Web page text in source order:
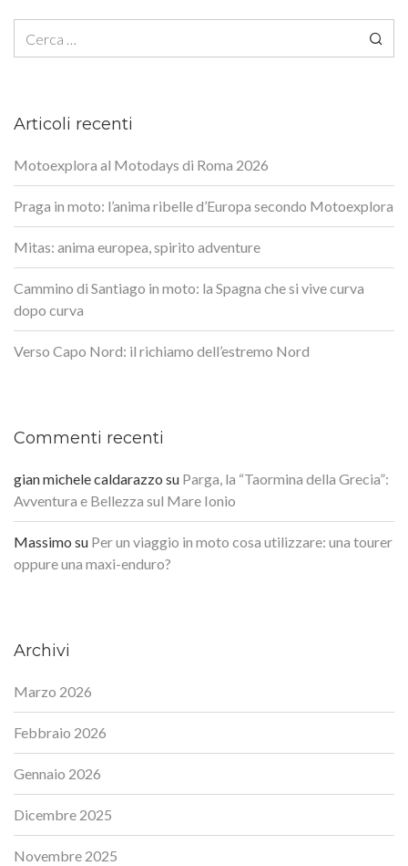
Articoli recenti
Motoexplora al Motodays di Roma 2026
Praga in moto: l’anima ribelle d’Europa secondo Motoexplora
Mitas: anima europea, spirito adventure
Cammino di Santiago in moto: la Spagna che si vive curva
dopo curva
Verso Capo Nord: il richiamo dell’estremo Nord
Commenti recenti
gian michele caldarazzo su Parga, la “Taormina della Grecia”:
Avventura e Bellezza sul Mare Ionio
Massimo su Per un viaggio in moto cosa utilizzare: una tourer
oppure una maxi-enduro?
Archivi
Marzo 2026
Febbraio 2026
Gennaio 2026
Dicembre 2025
Novembre 2025